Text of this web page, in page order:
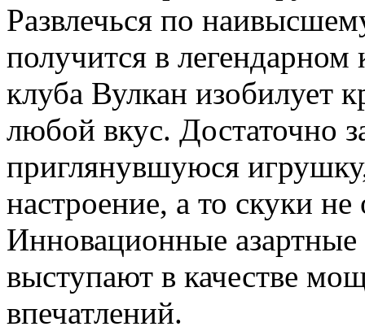
Развлечься по
получится в
клуба Вулкан изобилует
любой вкус. Достаточно
приглянувшуюся
настроение, а то скуки
Инновационные азартные
выступают в качестве
впечатлений.